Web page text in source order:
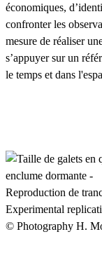
économiques,
confronter les
mesure de réaliser
s’appuyer sur un
le temps et dans
enclume dormante -
Reproduction de
Experimental
© Photography H.